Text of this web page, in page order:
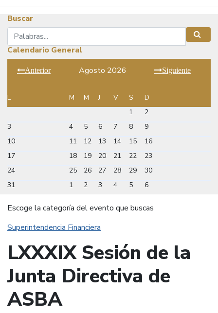
Buscar
Buscar
Calendario General
Anterior Agosto 2026 Siguiente
L M M J V S
D
1
2
3
4 5 6 7 8
9
10
11 12 13 14 15
16
17
18 19 20 21 22
23
24
25 26 27 28 29
30
31
1 2 3 4 5 6
Escoge la categoría del evento que buscas
Superintendencia Financiera
LXXXIX Sesión de la
Junta Directiva de
ASBA